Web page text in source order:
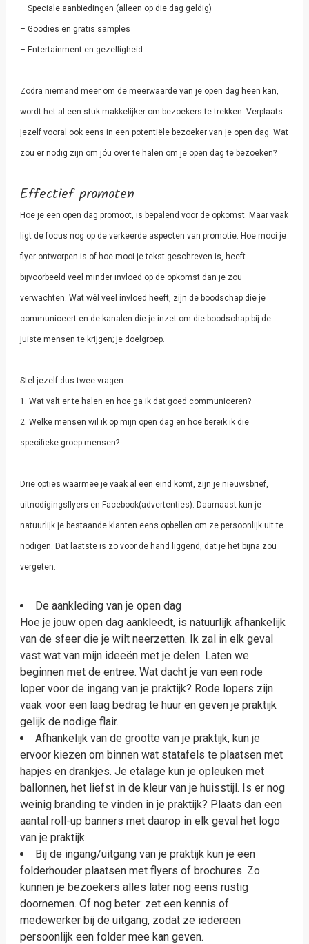
– Speciale aanbiedingen (alleen op die dag geldig)
– Goodies en gratis samples
– Entertainment en gezelligheid
Zodra niemand meer om de meerwaarde van je open dag heen kan,
wordt het al een stuk makkelijker om bezoekers te trekken. Verplaats
jezelf vooral ook eens in een potentiële bezoeker van je open dag. Wat
zou er nodig zijn om jóu over te halen om je open dag te bezoeken?
Effectief promoten
Hoe je een open dag promoot, is bepalend voor de opkomst. Maar vaak
ligt de focus nog op de verkeerde aspecten van promotie. Hoe mooi je
flyer ontworpen is of hoe mooi je tekst geschreven is, heeft
bijvoorbeeld veel minder invloed op de opkomst dan je zou
verwachten. Wat wél veel invloed heeft, zijn de boodschap die je
communiceert en de kanalen die je inzet om die boodschap bij de
juiste mensen te krijgen; je doelgroep.
Stel jezelf dus twee vragen:
1. Wat valt er te halen en hoe ga ik dat goed communiceren?
2. Welke mensen wil ik op mijn open dag en hoe bereik ik die
specifieke groep mensen?
Drie opties waarmee je vaak al een eind komt, zijn je nieuwsbrief,
uitnodigingsflyers en Facebook(advertenties). Daarnaast kun je
natuurlijk je bestaande klanten eens opbellen om ze persoonlijk uit te
nodigen. Dat laatste is zo voor de hand liggend, dat je het bijna zou
vergeten.
De aankleding van je open dag
Hoe je jouw open dag aankleedt, is natuurlijk afhankelijk
van de sfeer die je wilt neerzetten. Ik zal in elk geval
vast wat van mijn ideeën met je delen. Laten we
beginnen met de entree. Wat dacht je van een rode
loper voor de ingang van je praktijk? Rode lopers zijn
vaak voor een laag bedrag te huur en geven je praktijk
gelijk de nodige flair.
Afhankelijk van de grootte van je praktijk, kun je
ervoor kiezen om binnen wat statafels te plaatsen met
hapjes en drankjes. Je etalage kun je opleuken met
ballonnen, het liefst in de kleur van je huisstijl. Is er nog
weinig branding te vinden in je praktijk? Plaats dan een
aantal roll-up banners met daarop in elk geval het logo
van je praktijk.
Bij de ingang/uitgang van je praktijk kun je een
folderhouder plaatsen met flyers of brochures. Zo
kunnen je bezoekers alles later nog eens rustig
doornemen. Of nog beter: zet een kennis of
medewerker bij de uitgang, zodat ze iedereen
persoonlijk een folder mee kan geven.